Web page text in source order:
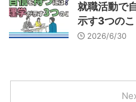
就職活動で
示す3つのこ
2026/6/30